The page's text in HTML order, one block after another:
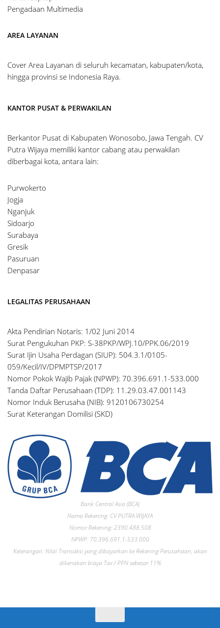
Pengadaan Multimedia
AREA LAYANAN
Cover Area Layanan di seluruh kecamatan, kabupaten/kota,
hingga provinsi se Indonesia Raya.
KANTOR PUSAT & PERWAKILAN
Berkantor Pusat di Kabupaten Wonosobo, Jawa Tengah. CV
Putra Wijaya memiliki kantor cabang atau perwakilan
diberbagai kota, antara lain:
Purwokerto
Jogja
Nganjuk
Sidoarjo
Surabaya
Gresik
Pasuruan
Denpasar
LEGALITAS PERUSAHAAN
Akta Pendirian Notaris: 1/02 Juni 2014
Surat Pengukuhan PKP: S-38PKP/WPJ.10/PPK.06/2019
Surat Ijin Usaha Perdagan (SIUP): 504.3.1/0105-
059/Kecil/IV/DPMPTSP/2017
Nomor Pokok Wajib Pajak (NPWP): 70.396.691.1-533.000
Tanda Daftar Perusahaan (TDP): 11.29.03.47.001143
Nomor Induk Berusaha (NIB): 9120106730254
Surat Keterangan Domilisi (SKD)
Bank Central Asia (BCA)
Nama Rekening: CV PUTRA WIJAYA
Nomor Rekening: 2390.488.508
NPWP: 70.396.691.1-533.000
Keterangan: Nilai Transaksi yang dibayarkan ke Rekening Perusahaan, akan
dikenakan biaya Tax / PPN sebesar 11%